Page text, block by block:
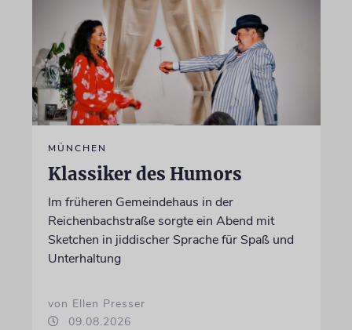
MÜNCHEN
Klassiker des Humors
Im früheren Gemeindehaus in der
Reichenbachstraße sorgte ein Abend mit
Sketchen in jiddischer Sprache für Spaß und
Unterhaltung
von Ellen Presser
09.08.2026